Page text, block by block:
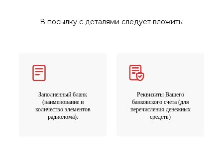
В посылку с деталями следует вложить:
Заполненный бланк
(наименование и
количество элементов
радиолома).
Реквизиты Вашего
банковского счета (для
перечисления денежных
средств)